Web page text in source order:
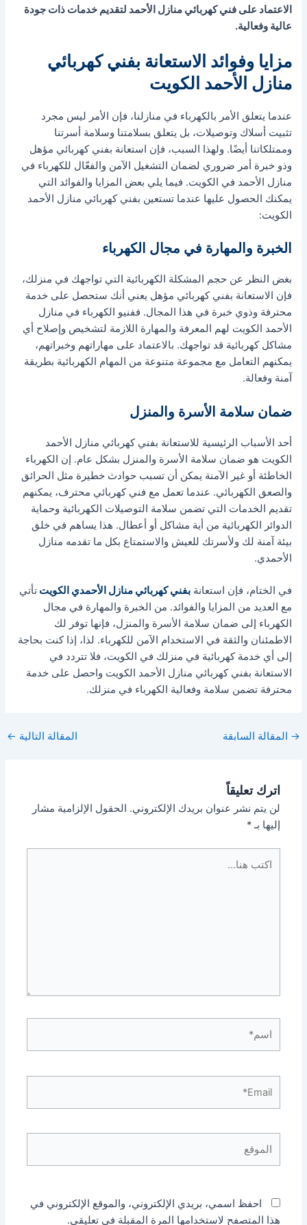
الاعتماد على فني كهربائي منازل الأحمد لتقديم خدمات ذات جودة
عالية وفعالية.
مزايا وفوائد الاستعانة بفني كهربائي
منازل الأحمد الكويت
عندما يتعلق الأمر بالكهرباء في منازلنا، فإن الأمر ليس مجرد
تثبيت أسلاك وتوصيلات، بل يتعلق بسلامتنا وسلامة أسرتنا
وممتلكاتنا أيضًا. ولهذا السبب، فإن استعانة بفني كهربائي مؤهل
وذو خبرة أمر ضروري لضمان التشغيل الآمن والفعّال للكهرباء في
منازل الأحمد في الكويت. فيما يلي بعض المزايا والفوائد التي
يمكنك الحصول عليها عندما تستعين بفني كهربائي منازل الأحمد
الكويت:
الخبرة والمهارة في مجال الكهرباء
بغض النظر عن حجم المشكلة الكهربائية التي تواجهك في منزلك،
فإن الاستعانة بفني كهربائي مؤهل يعني أنك ستحصل على خدمة
محترفة وذوي خبرة في هذا المجال. ففنيو الكهرباء في منازل
الأحمد الكويت لهم المعرفة والمهارة اللازمة لتشخيص وإصلاح أي
مشاكل كهربائية قد تواجهك. بالاعتماد على مهاراتهم وخبراتهم،
يمكنهم التعامل مع مجموعة متنوعة من المهام الكهربائية بطريقة
آمنة وفعالة.
ضمان سلامة الأسرة والمنزل
أحد الأسباب الرئيسية للاستعانة بفني كهربائي منازل الأحمد
الكويت هو ضمان سلامة الأسرة والمنزل بشكل عام. إن الكهرباء
الخاطئة أو غير الآمنة يمكن أن تسبب حوادث خطيرة مثل الحرائق
والصعق الكهربائي. عندما تعمل مع فني كهربائي محترف، يمكنهم
تقديم الخدمات التي تضمن سلامة التوصيلات الكهربائية وحماية
الدوائر الكهربائية من أية مشاكل أو أعطال. هذا يساهم في خلق
بيئة آمنة لك ولأسرتك للعيش والاستمتاع بكل ما تقدمه منازل
الأحمدي.
في الختام، فإن استعانةبفني كهربائي منازل الأحمدي الكويت تأتي
مع العديد من المزايا والفوائد. من الخبرة والمهارة في مجال
الكهرباء إلى ضمان سلامة الأسرة والمنزل، فإنها توفر لك
الاطمئنان والثقة في الاستخدام الآمن للكهرباء. لذا، إذا كنت بحاجة
إلى أي خدمة كهربائية في منزلك في الكويت، فلا تتردد في
الاستعانة بفني كهربائي منازل الأحمد الكويت واحصل على خدمة
محترفة تضمن سلامة وفعالية الكهرباء في منزلك.
Post
→ المقالة السابقة المقالة التالية ←
اترك تعليقاً
لن يتم نشر عنوان بريدك الإلكتروني. الحقول الإلزامية مشار
إليها بـ*
هنا...
احفظ اسمي، بريدي الإلكتروني، والموقع الإلكتروني في
هذا المتصفح لاستخدامها المرة المقبلة في تعليقي.